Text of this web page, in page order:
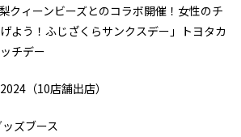
クィーンビーズとのコラボ開催！女性のチ
よう！ふじざくらサンクスデー」トヨタカ
チデー
（10店舗出店）
ズブース